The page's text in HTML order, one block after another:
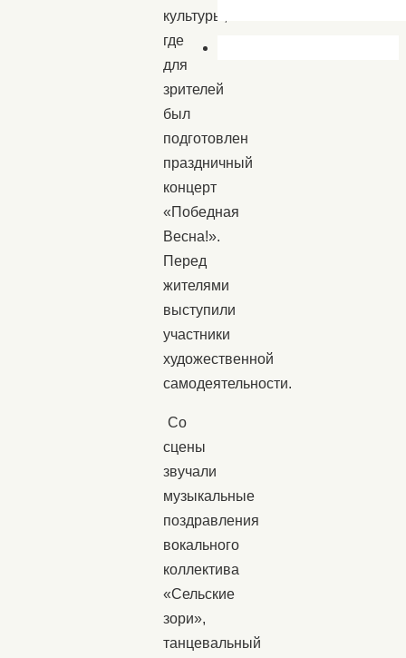
культуры,
где
для
зрителей
был
подготовлен
праздничный
концерт
«Победная
Весна!».
Перед
жителями
выступили
участники
художественной
самодеятельности.
Со
сцены
звучали
музыкальные
поздравления
вокального
коллектива
«Сельские
зори»,
танцевальный